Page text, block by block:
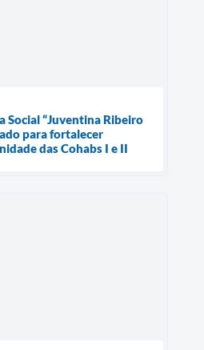
Social “Juventina Ribeiro
para fortalecer
das Cohabs I e II